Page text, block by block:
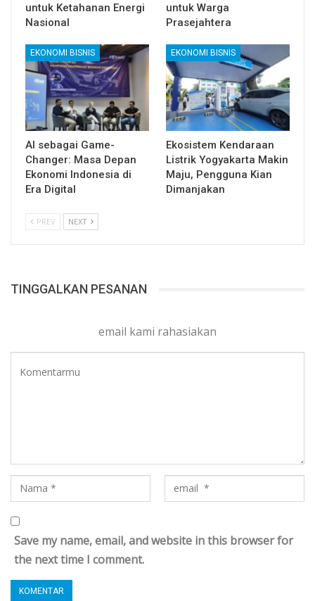
untuk Ketahanan Energi
Nasional
untuk Warga
Prasejahtera
EKONOMI BISNIS
AI sebagai Game-
Changer: Masa Depan
Ekonomi Indonesia di
Era Digital
EKONOMI BISNIS
Ekosistem Kendaraan
Listrik Yogyakarta Makin
Maju, Pengguna Kian
Dimanjakan
PREV NEXT
TINGGALKAN PESANAN
email kami rahasiakan
Save my name, email, and website in this browser for
the next time I comment.